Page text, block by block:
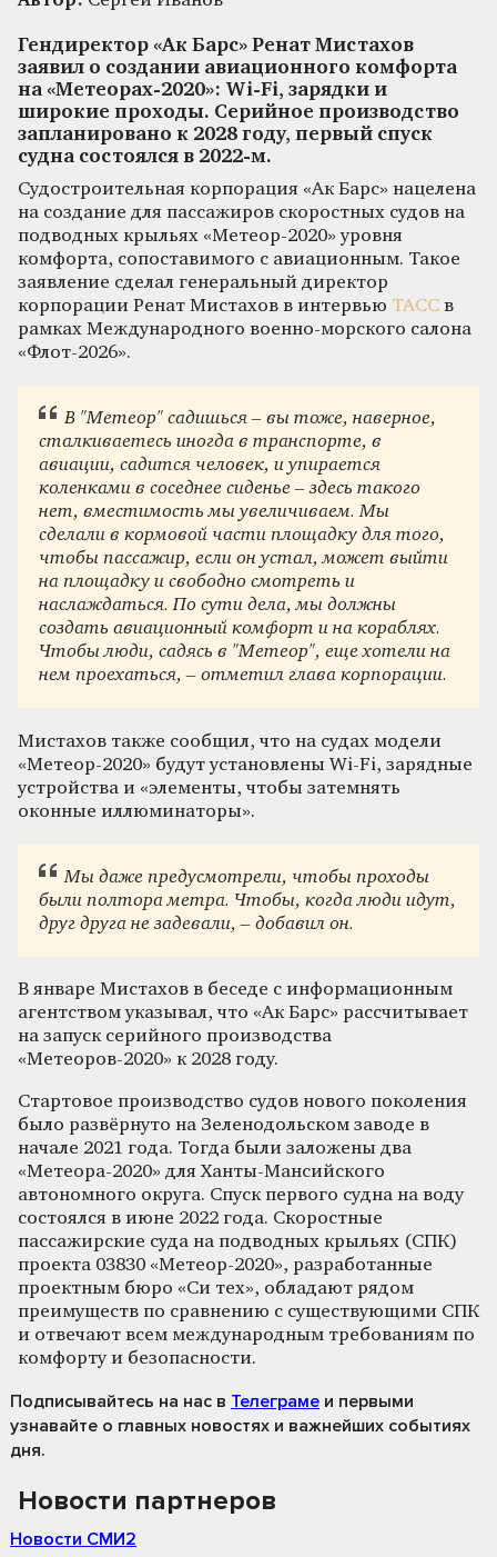
Гендиректор «Ак Барс» Ренат Мистахов
заявил о создании авиационного комфорта
на «Метеорах-2020»: Wi-Fi, зарядки и
широкие проходы. Серийное производство
запланировано к 2028 году, первый спуск
судна состоялся в 2022-м.
Судостроительная корпорация «Ак Барс» нацелена
на создание для пассажиров скоростных судов на
подводных крыльях «Метеор-2020» уровня
комфорта, сопоставимого с авиационным. Такое
заявление сделал генеральный директор
корпорации Ренат Мистахов в интервью ТАСС в
рамках Международного военно-морского салона
«Флот-2026».
В "Метеор" садишься – вы тоже, наверное,
сталкиваетесь иногда в транспорте, в
авиации, садится человек, и упирается
коленками в соседнее сиденье – здесь такого
нет, вместимость мы увеличиваем. Мы
сделали в кормовой части площадку для того,
чтобы пассажир, если он устал, может выйти
на площадку и свободно смотреть и
наслаждаться. По сути дела, мы должны
создать авиационный комфорт и на кораблях.
Чтобы люди, садясь в "Метеор", еще хотели на
нем проехаться, – отметил глава корпорации.
Мистахов также сообщил, что на судах модели
«Метеор-2020» будут установлены Wi-Fi, зарядные
устройства и «элементы, чтобы затемнять
оконные иллюминаторы».
Мы даже предусмотрели, чтобы проходы
были полтора метра. Чтобы, когда люди идут,
друг друга не задевали, – добавил он.
В январе Мистахов в беседе с информационным
агентством указывал, что «Ак Барс» рассчитывает
на запуск серийного производства
«Метеоров-2020» к 2028 году.
Стартовое производство судов нового поколения
было развёрнуто на Зеленодольском заводе в
начале 2021 года. Тогда были заложены два
«Метеора-2020» для Ханты-Мансийского
автономного округа. Спуск первого судна на воду
состоялся в июне 2022 года. Скоростные
пассажирские суда на подводных крыльях (СПК)
проекта 03830 «Метеор-2020», разработанные
проектным бюро «Си тех», обладают рядом
преимуществ по сравнению с существующими СПК
и отвечают всем международным требованиям по
комфорту и безопасности.
Подписывайтесь на нас в Телеграме и первыми
узнавайте о главных новостях и важнейших событиях
дня.
Новости партнеров
Новости СМИ2